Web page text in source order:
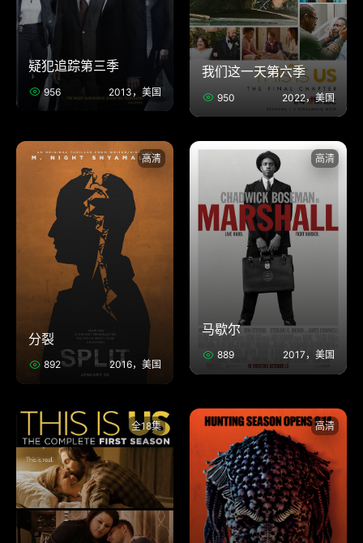
疑犯追踪第三季
956 2013，美国
我们这一天第六季
950 2022，美国
高清
分裂
892 2016，美国
高清
马歇尔
889 2017，美国
全18集 高清